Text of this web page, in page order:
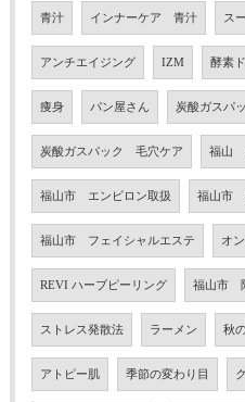
青汁 インナーケア 青汁 ス
アンチエイジング IZM 酵素
痩身 パン屋さん 炭酸ガスパ
炭酸ガスパック 毛穴ケア 福山
福山市 エンビロン取扱 福山市
福山市 フェイシャルエステ オ
REVI ハーブピーリング 福山市
ストレス発散法 ラーメン 秋
アトピー肌 季節の変わり目